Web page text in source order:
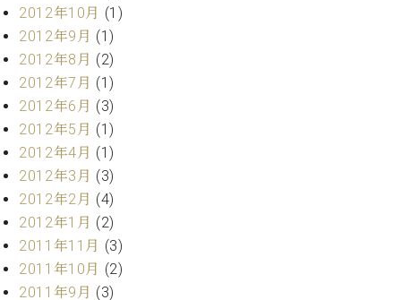
ビ
ス
(
調
律
)
フ
タ
ー
サ
ー
ビ
2012年10月 (1)
2012年9月 (1)
2012年8月 (2)
2012年7月 (1)
2012年6月 (3)
2012年5月 (1)
2012年4月 (1)
2012年3月 (3)
2012年2月 (4)
2012年1月 (2)
2011年11月 (3)
2011年10月 (2)
2011年9月 (3)